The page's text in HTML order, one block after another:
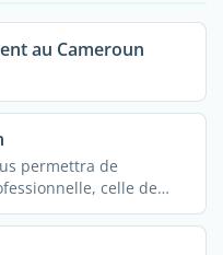
au Cameroun
permettra de
celle de